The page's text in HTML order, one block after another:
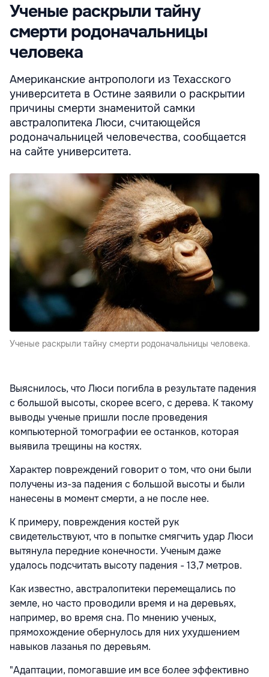
Ученые раскрыли тайну
смерти родоначальницы
человека
Американские антропологи из Техасского
университета в Остине заявили о раскрытии
причины смерти знаменитой самки
австралопитека Люси, считающейся
родоначальницей человечества, сообщается
на сайте университета.
Ученые раскрыли тайну смерти родоначальницы человека.
Выяснилось, что Люси погибла в результате падения
с большой высоты, скорее всего, с дерева. К такому
выводы ученые пришли после проведения
компьютерной томографии ее останков, которая
выявила трещины на костях.
Характер повреждений говорит о том, что они были
получены из-за падения с большой высоты и были
нанесены в момент смерти, а не после нее.
К примеру, повреждения костей рук
свидетельствуют, что в попытке смягчить удар Люси
вытянула передние конечности. Ученым даже
удалось подсчитать высоту падения - 13,7 метров.
Как известно, австралопитеки перемещались по
земле, но часто проводили время и на деревьях,
например, во время сна. По мнению ученых,
прямохождение обернулось для них ухудшением
навыков лазанья по деревьям.
"Адаптации, помогавшие им все более эффективно